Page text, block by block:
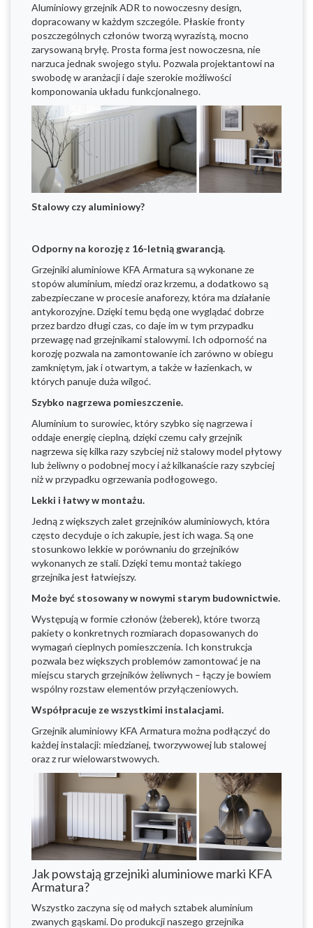
Aluminiowy grzejnik ADR to nowoczesny design,
dopracowany w każdym szczególe. Płaskie fronty
poszczególnych członów tworzą wyrazistą, mocno
zarysowaną bryłę. Prosta forma jest nowoczesna, nie
narzuca jednak swojego stylu. Pozwala projektantowi na
swobodę w aranżacji i daje szerokie możliwości
komponowania układu funkcjonalnego.
Stalowy czy aluminiowy?
Odporny na korozję z 16-letnią gwarancją.
Grzejniki aluminiowe KFA Armatura są wykonane ze
stopów aluminium, miedzi oraz krzemu, a dodatkowo są
zabezpieczane w procesie anaforezy, która ma działanie
antykorozyjne. Dzięki temu będą one wyglądać dobrze
przez bardzo długi czas, co daje im w tym przypadku
przewagę nad grzejnikami stalowymi. Ich odporność na
korozję pozwala na zamontowanie ich zarówno w obiegu
zamkniętym, jak i otwartym, a także w łazienkach, w
których panuje duża wilgoć.
Szybko nagrzewa pomieszczenie.
Aluminium to surowiec, który szybko się nagrzewa i
oddaje energię cieplną, dzięki czemu cały grzejnik
nagrzewa się kilka razy szybciej niż stalowy model płytowy
lub żeliwny o podobnej mocy i aż kilkanaście razy szybciej
niż w przypadku ogrzewania podłogowego.
Lekki i łatwy w montażu.
Jedną z większych zalet grzejników aluminiowych, która
często decyduje o ich zakupie, jest ich waga. Są one
stosunkowo lekkie w porównaniu do grzejników
wykonanych ze stali. Dzięki temu montaż takiego
grzejnika jest łatwiejszy.
Może być stosowany w nowymi starym budownictwie.
Występują w formie członów (żeberek), które tworzą
pakiety o konkretnych rozmiarach dopasowanych do
wymagań cieplnych pomieszczenia. Ich konstrukcja
pozwala bez większych problemów zamontować je na
miejscu starych grzejników żeliwnych – łączy je bowiem
wspólny rozstaw elementów przyłączeniowych.
Współpracuje ze wszystkimi instalacjami.
Grzejnik aluminiowy KFA Armatura można podłączyć do
każdej instalacji: miedzianej, tworzywowej lub stalowej
oraz z rur wielowarstwowych.
Jak powstają grzejniki aluminiowe marki KFA
Armatura?
Wszystko zaczyna się od małych sztabek aluminium
zwanych gąskami. Do produkcji naszego grzejnika